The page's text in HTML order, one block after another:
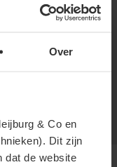
Over
& Co en
Dit zijn
dat de website